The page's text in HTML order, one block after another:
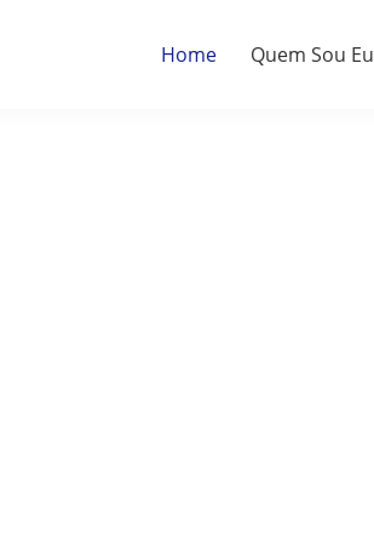
Home Quem Sou Eu